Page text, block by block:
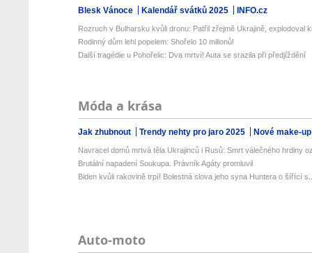
Blesk Vánoce Kalendář svátků 2025 INFO.cz
Rozruch v Bulharsku kvůli dronu: Patřil zřejmě Ukrajině, explodoval
Rodinný dům lehl popelem: Shořelo 10 milionů!
Další tragédie u Pohořelic: Dva mrtví! Auta se srazila při předjíždění
Móda a krása
Jak zhubnout Trendy nehty pro jaro 2025 Nové make-
Navracel domů mrtvá těla Ukrajinců i Rusů: Smrt válečného hrdiny
Brutální napadení Soukupa. Právník Agáty promluvil
Biden kvůli rakovině trpí! Bolestná slova jeho syna Huntera o šířící
Auto-moto